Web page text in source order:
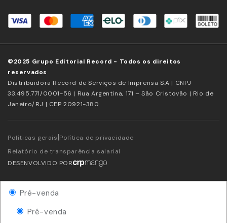
©2025 Grupo Editorial Record - Todos os direitos
reservados
Distribuidora Record de Serviços de Imprensa S.A | CNPJ
33.495.771/0001-56 | Rua Argentina, 171 – São Cristovão | Rio de
Janeiro/RJ | CEP 20921-380
Políticas gerais|Política de privacidade
Relatório de transparência salarial
DESENVOLVIDO POR
Pré-venda
Pré-venda